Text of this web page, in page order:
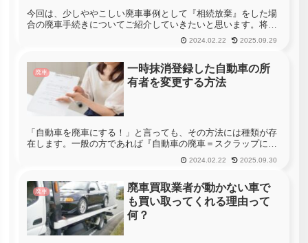
今回は、少しややこしい廃車事例として『相続放棄』をした場
合の廃車手続きについてご紹介していきたいと思います。将来
的に、誰もがこの状況になる可能性はある物ですので、是非覚
えておきましょう！「親の財産を相続放棄したのだけど、親名
2024.02.22 2025.09.29
廃車
一時抹消登録した自動車の所
有者を変更する方法
「自動車を廃車にする！」と言っても、その方法には種類が存
在します。一般の方であれば『自動車の廃車＝スクラップにす
る』というイメージを持っている方が多いかもしれませんが、
自動車の廃車とは「その自動車の登録を抹消する手続き」の事
2024.02.22 2025.09.30
廃車
廃車買取業者が動かない車で
も買い取ってくれる理由って
何？